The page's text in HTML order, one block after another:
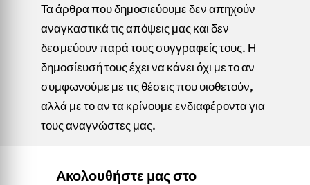
Τα άρθρα που δημοσιεύουμε δεν απηχούν
αναγκαστικά τις απόψεις μας και δεν
δεσμεύουν παρά τους συγγραφείς τους. Η
δημοσίευσή τους έχει να κάνει όχι με το αν
συμφωνούμε με τις θέσεις που υιοθετούν,
αλλά με το αν τα κρίνουμε ενδιαφέροντα για
τους αναγνώστες μας.
Ακολουθήστε μας στο